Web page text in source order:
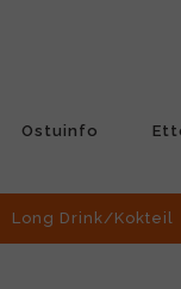
Ostuinfo
Long Drink/Kokteil